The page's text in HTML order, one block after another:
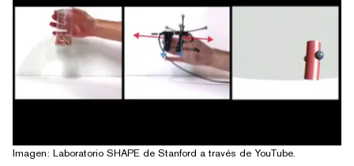
Imagen: Laboratorio SHAPE de Stanford a través de YouTube.